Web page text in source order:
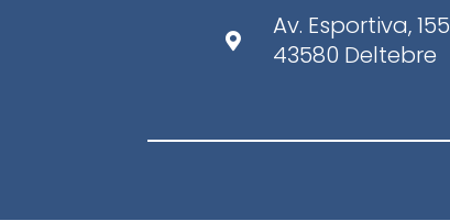

Av. Esportiva, 155
43580 Deltebre